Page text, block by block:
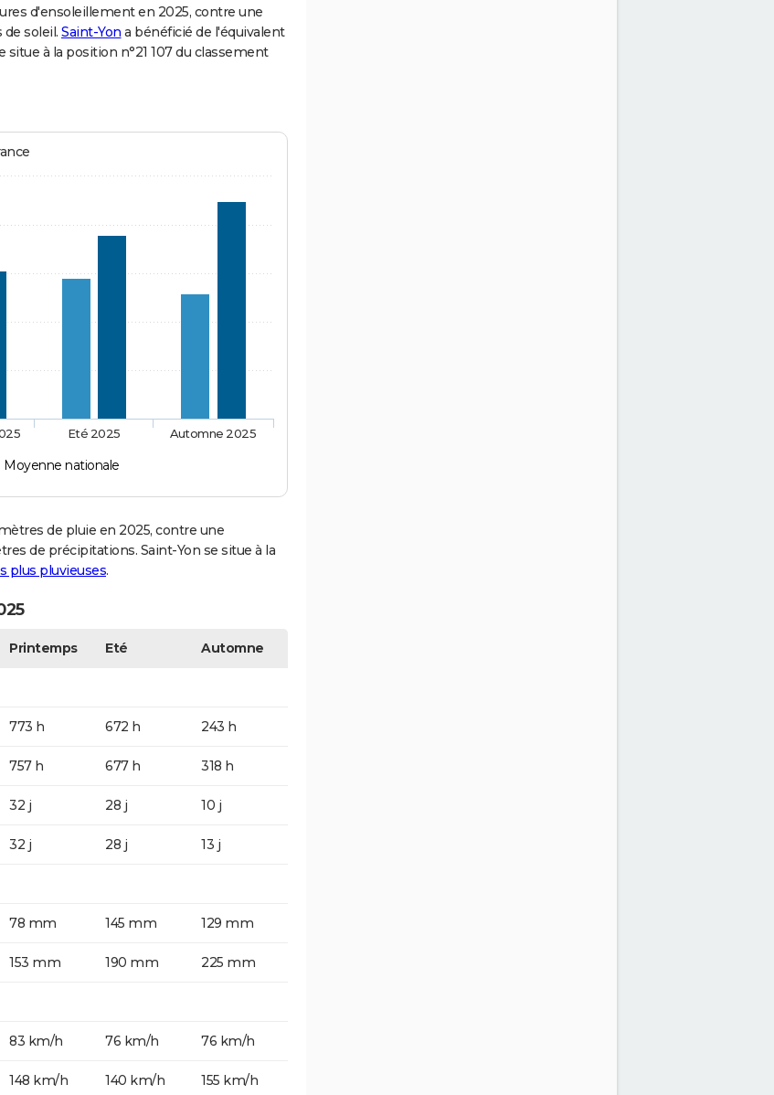
d'ensoleillement en 2025, contre une
soleil. Saint-Yon a bénéficié de l'équivalent
à la position n°21 107 du classement
Moyenne nationale
Eté 2025 Automne 2025
de pluie en 2025, contre une
de précipitations. Saint-Yon se situe à la
plus pluvieuses.
Printemps Eté Automne
773 h 672 h 243 h
757 h 677 h 318 h
32 j 28 j 10 j
32 j 28 j 13 j
78 mm 145 mm 129 mm
153 mm 190 mm 225 mm
83 km/h 76 km/h 76 km/h
148 km/h 140 km/h 155 km/h